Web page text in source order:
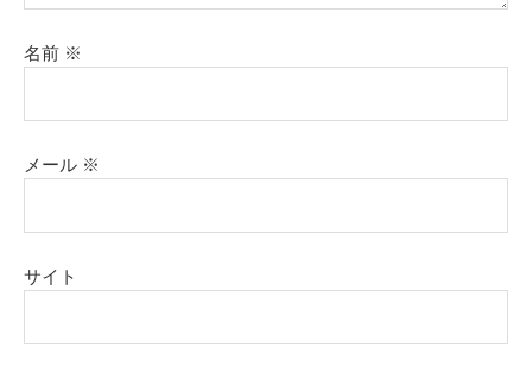
名前 ※
メール ※
サイト